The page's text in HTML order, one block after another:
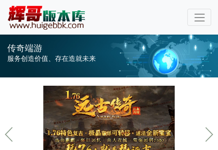
传奇端游
服务创造价值、存在造就未来